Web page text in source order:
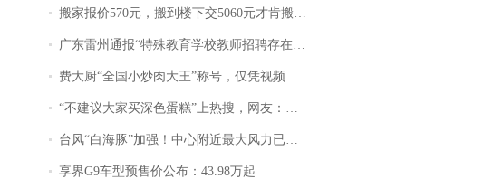
搬家报价570元，搬到楼下交5060元才肯搬上楼！女子傻眼了……
广东雷州通报“特殊教育学校教师招聘存在违规行为”：已启动问责程序 副校长被停职
费大厨“全国小炒肉大王”称号，仅凭视频评出？中国烹饪协会回应
“不建议大家买深色蛋糕”上热搜，网友：天塌了！
台风“白海豚”加强！中心附近最大风力已达15级 最新研判
享界G9车型预售价公布：43.98万起